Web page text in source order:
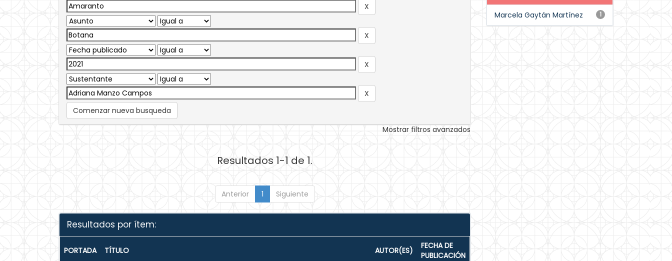
Comenzar nueva busqueda
Mostrar filtros avanzados
Resultados 1-1 de 1.
Anterior 1 Siguiente
Resultados por ítem:
PORTADA TÍTULO AUTOR(ES)
FECHA DE
PUBLICACIÓN
1
Marcela Gaytán Martínez